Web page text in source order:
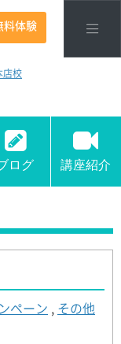
料体験
店校
ログ 講座紹介
ペーン , その他